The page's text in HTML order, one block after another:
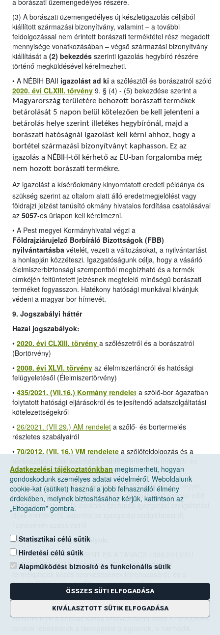
a borászati üzemengedélyes részére.
(3) A borászati üzemengedélyes új készletigazolás céljából
kiállított származási bizonyítvány, valamint – a további
feldolgozással nem érintett borászati terméktétel rész megadott
mennyisége vonatkozásában – végső származási bizonyítvány
kiállítását a (2) bekezdés szerinti igazolás hegybíró részére
történő megküldésével kérelmezheti.
• A NÉBIH BAII igazolást ad ki a szőlésztől és borászatról szóló
2020. évi CLXIII. törvény 9. § (4) - (5) bekezdése szerint a
Magyarország területére behozott borászati termékek
betárolását 5 napon belül kötelezően be kell jelenteni a
betárolás helye szerint illetékes hegybírónál, majd a
borászati hatóságnál igazolást kell kérni ahhoz, hogy a
bortétel származási bizonyítványt kaphasson. Ez az
igazolás a NÉBIH-től kérhető az EU-ban forgalomba még
nem hozott borászati termékre.
Az igazolást a kísérőokmány kinyomtatott eredeti példánya és
szükség szerint az oltalom alatt álló eredetmegjelölést vagy
földrajzi jelzést tanúsító okmány hivatalos fordítása csatolásával
az 5057-es ürlapon kell kérelmezni.
• A Pest megyei Kormányhivatal végzi a
Földrajziárujelző Borbíráló Bizottságok (FBB)
nyilvántartásba vételét, vezeti a változásokat, a nyilvántartást
a honlapján közzéteszi. Igazgatóságunk célja, hogy a vásárló
élelmiszerbiztonsági szempontból megbízható és a termék
címkéjén feltüntetett jelzésnek megfelelő minőségű borászati
terméket fogyasszon. Hatékony hatósági munkával kívánjuk
védeni a magyar bor hírnevét.
9. Jogszabályi háttér
Hazai jogszabályok:
• 2020. évi CLXIII. törvény a szőlészetről és a borászatról
(Bortörvény)
• 2008. évi XLVI. törvény az élelmiszerláncról és hatósági
felügyeletésől (Élelmiszertörvény)
• 435/2021. (VII.16.) Kormány rendelet a szőlő-bor ágazatban
folytatott hatósági eljárásokról és teljesítendő adatszolgáltatási
kötelezettségekről
• 26/2021. (VII 29.) AM rendelet a szőlő- és bortermelés
részletes szabályairól
• 70/2012. (VII. 16.) VM rendelete a szőlőfeldolgozás és a
támogatással történő lepárlásáról
•63/2012. (VII.2) VM rendeletea NÉBIH, valamint a megyei
kormányhivatalok mezőgazdasági szakigazgatási szervei előtt
kezdeményezett eljárásokban fizetendő igazgatási szolgáltatási
díjak mértékéről, valamint az igazgatási szolgáltatási díj
Európai Uniós jogszabályok:
• AZ EURÓPAI PARLAMENT ÉS A TANÁCS 1308/2013/EU
RENDELETE(2013. december 17.) mezőgazdasági
922/72/EGK, a 234/79/EK, az 1037/2001/EK és az
1234/2007/EK tanácsi rendelet hatályon kívül helyezéséről
• A BIZOTTSÁG 2008. június 27.-én hozott 555/2008/EK
RENDELETE a borpiac közös szervezéséről szóló 479/2008/EK
Adatkezelési tájékoztatónkban megismerheti, hogyan
gondoskodunk személyes adatai védelméről. Weboldalunk
cookie-kat (sütiket) használ a jobb felhasználói élmény
érdekében, melynek biztosításához kérjük, kattintson az
„Elfogadom” gombra.
Statisztikai célú sütik
Hirdetési célú sütik
Alapműködést biztosító és funkcionális sütik
ÖSSZES SÜTI ELFOGADÁSA
KIVÁLASZTOTT SÜTIK ELFOGADÁSA